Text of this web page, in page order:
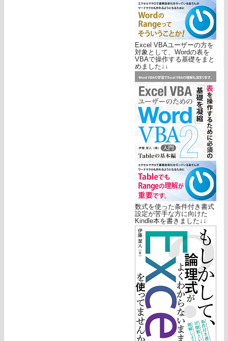
Excel VBAユーザーの方を
対象として、Wordの表を
VBAで操作する基礎をまと
めました↓↓
数式を使った条件付き書式
設定が苦手な方に向けた
Kindle本を書きました↓↓